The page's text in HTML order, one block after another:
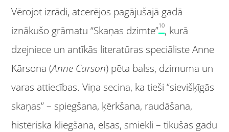
Vērojot izrādi, atcerējos pagājušajā gadā
iznākušo grāmatu “Skaņas dzimte”10, kurā
dzejniece un antīkās literatūras speciāliste Anne
Kārsona (Anne Carson) pēta balss, dzimuma un
varas attiecības. Viņa secina, ka tieši “sievišķīgās
skaņas” – spiegšana, ķērkšana, raudāšana,
histēriska kliegšana, elsas, smiekli – tikušas gadu